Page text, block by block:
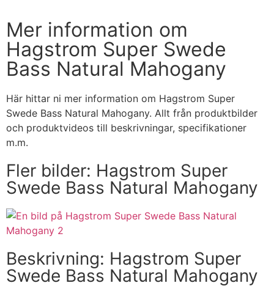
Mer information om
Hagstrom Super Swede
Bass Natural Mahogany
Här hittar ni mer information om Hagstrom Super
Swede Bass Natural Mahogany. Allt från produktbilder
och produktvideos till beskrivningar, specifikationer
m.m.
Fler bilder: Hagstrom Super
Swede Bass Natural Mahogany
Beskrivning: Hagstrom Super
Swede Bass Natural Mahogany